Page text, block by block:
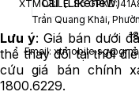
Lưu ý: Giá bán dưới
thể thay đổi tại thời
cứu giá bán chính
1800.6229.
XTMOBILE. Số GPKD:
Trần Quang Khải,
Email: